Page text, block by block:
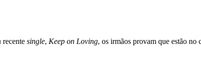
recente single, Keep on Loving, os irmãos provam que estão